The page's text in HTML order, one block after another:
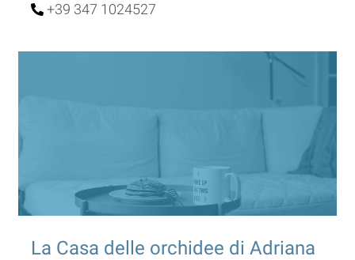
+39 347 1024527
La Casa delle orchidee di Adriana